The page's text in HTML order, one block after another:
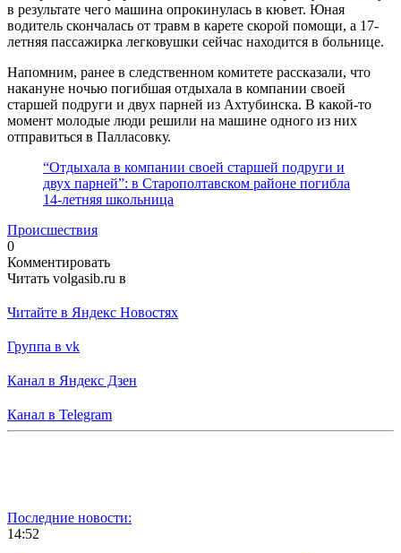
в результате чего машина опрокинулась в кювет. Юная
водитель скончалась от травм в карете скорой помощи, а 17-
летняя пассажирка легковушки сейчас находится в больнице.
Напомним, ранее в следственном комитете рассказали, что
накануне ночью погибшая отдыхала в компании своей
старшей подруги и двух парней из Ахтубинска. В какой-то
момент молодые люди решили на машине одного из них
отправиться в Палласовку.
“Отдыхала в компании своей старшей подруги и
двух парней”: в Старополтавском районе погибла
14-летняя школьница
Происшествия
0
Комментировать
Читать volgasib.ru в
Читайте в Яндекс Новостях
Группа в vk
Канал в Яндекс Дзен
Канал в Telegram
Последние новости:
14:52